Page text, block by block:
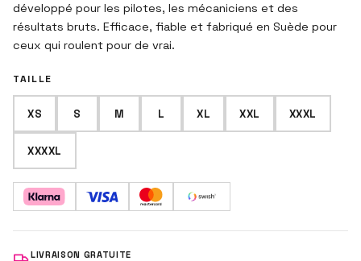
développé pour les pilotes, les mécaniciens et des
résultats bruts. Efficace, fiable et fabriqué en Suède pour
ceux qui roulent pour de vrai.
TAILLE
XS S M L XL XXL XXXL
XXXXL
LIVRAISON GRATUITE